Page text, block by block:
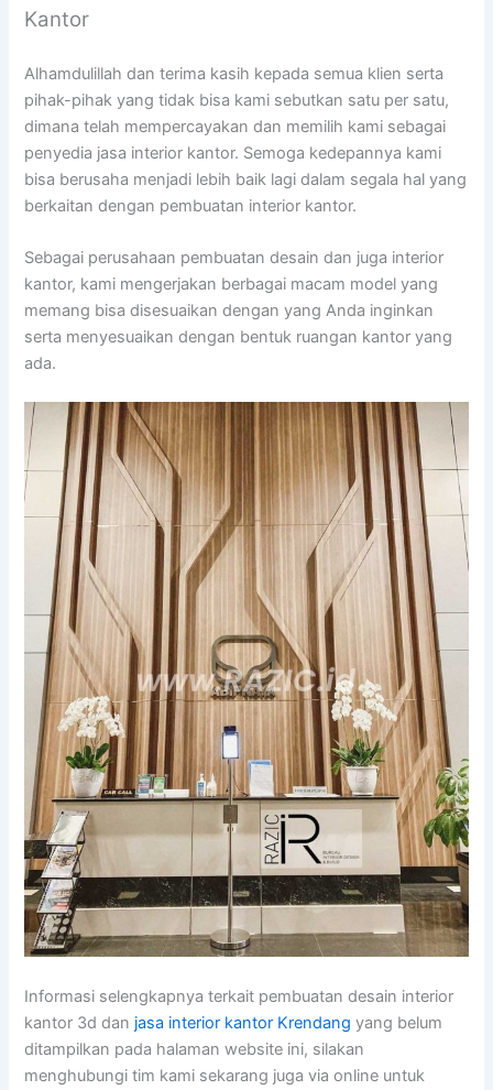
Kantor
Alhamdulillah dan terima kasih kepada semua klien serta
pihak-pihak yang tidak bisa kami sebutkan satu per satu,
dimana telah mempercayakan dan memilih kami sebagai
penyedia jasa interior kantor. Semoga kedepannya kami
bisa berusaha menjadi lebih baik lagi dalam segala hal yang
berkaitan dengan pembuatan interior kantor.
Sebagai perusahaan pembuatan desain dan juga interior
kantor, kami mengerjakan berbagai macam model yang
memang bisa disesuaikan dengan yang Anda inginkan
serta menyesuaikan dengan bentuk ruangan kantor yang
ada.
Informasi selengkapnya terkait pembuatan desain interior
kantor 3d dan jasa interior kantor Krendang yang belum
ditampilkan pada halaman website ini, silakan
menghubungi tim kami sekarang juga via online untuk